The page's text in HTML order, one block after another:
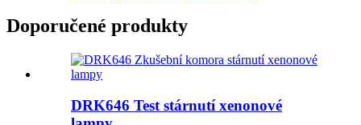
Doporučené produkty
DRK646 Test stárnutí xenonové